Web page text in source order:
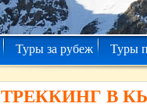
Туры за рубеж Туры
ТРЕККИНГ В